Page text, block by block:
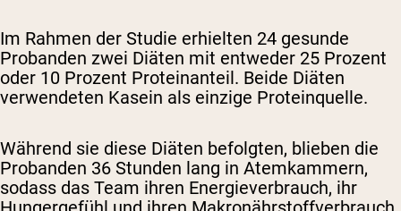
Im Rahmen der Studie erhielten 24 gesunde
Probanden zwei Diäten mit entweder 25 Prozent
oder 10 Prozent Proteinanteil. Beide Diäten
verwendeten Kasein als einzige Proteinquelle.
Während sie diese Diäten befolgten, blieben die
Probanden 36 Stunden lang in Atemkammern,
sodass das Team ihren Energieverbrauch, ihr